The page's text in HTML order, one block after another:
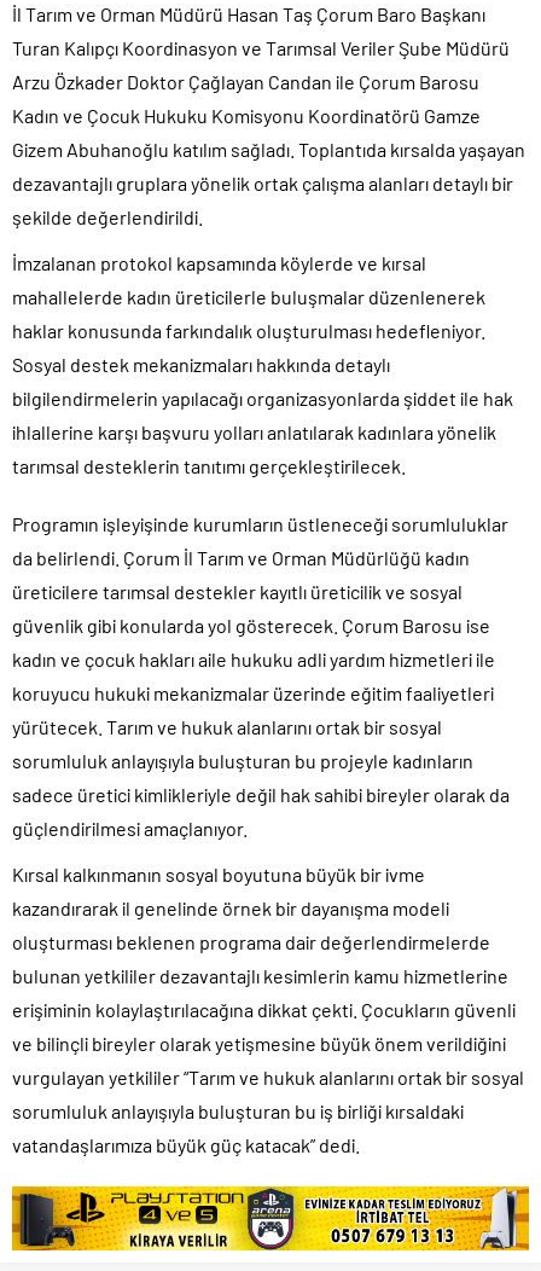
İl Tarım ve Orman Müdürü Hasan Taş Çorum Baro Başkanı
Turan Kalıpçı Koordinasyon ve Tarımsal Veriler Şube Müdürü
Arzu Özkader Doktor Çağlayan Candan ile Çorum Barosu
Kadın ve Çocuk Hukuku Komisyonu Koordinatörü Gamze
Gizem Abuhanoğlu katılım sağladı. Toplantıda kırsalda yaşayan
dezavantajlı gruplara yönelik ortak çalışma alanları detaylı bir
şekilde değerlendirildi.
İmzalanan protokol kapsamında köylerde ve kırsal
mahallelerde kadın üreticilerle buluşmalar düzenlenerek
haklar konusunda farkındalık oluşturulması hedefleniyor.
Sosyal destek mekanizmaları hakkında detaylı
bilgilendirmelerin yapılacağı organizasyonlarda şiddet ile hak
ihlallerine karşı başvuru yolları anlatılarak kadınlara yönelik
tarımsal desteklerin tanıtımı gerçekleştirilecek.
Programın işleyişinde kurumların üstleneceği sorumluluklar
da belirlendi. Çorum İl Tarım ve Orman Müdürlüğü kadın
üreticilere tarımsal destekler kayıtlı üreticilik ve sosyal
güvenlik gibi konularda yol gösterecek. Çorum Barosu ise
kadın ve çocuk hakları aile hukuku adli yardım hizmetleri ile
koruyucu hukuki mekanizmalar üzerinde eğitim faaliyetleri
yürütecek. Tarım ve hukuk alanlarını ortak bir sosyal
sorumluluk anlayışıyla buluşturan bu projeyle kadınların
sadece üretici kimlikleriyle değil hak sahibi bireyler olarak da
güçlendirilmesi amaçlanıyor.
Kırsal kalkınmanın sosyal boyutuna büyük bir ivme
kazandırarak il genelinde örnek bir dayanışma modeli
oluşturması beklenen programa dair değerlendirmelerde
bulunan yetkililer dezavantajlı kesimlerin kamu hizmetlerine
erişiminin kolaylaştırılacağına dikkat çekti. Çocukların güvenli
ve bilinçli bireyler olarak yetişmesine büyük önem verildiğini
vurgulayan yetkililer “Tarım ve hukuk alanlarını ortak bir sosyal
sorumluluk anlayışıyla buluşturan bu iş birliği kırsaldaki
vatandaşlarımıza büyük güç katacak” dedi.